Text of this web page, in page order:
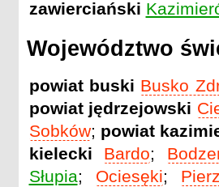
zawierciański
Województwo
powiat buski Busko
powiat jędrzejowski
Sobków; powiat
kielecki
Bardo;
Słupia; Ociesęki;